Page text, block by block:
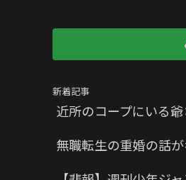
新着記事
近所のコープにいる
無職転生の重婚の話